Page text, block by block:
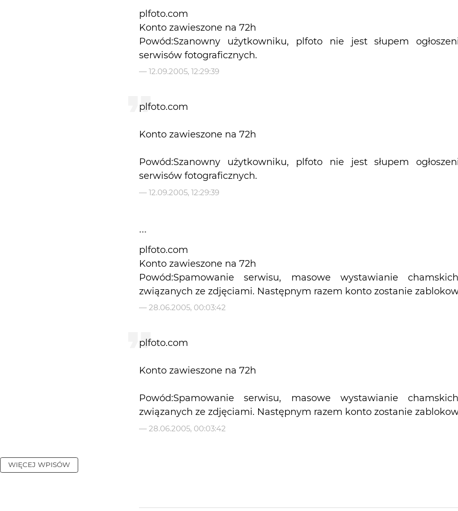
plfoto.com
Konto zawieszone na 72h
Powód:Szanowny użytkowniku, plfoto nie jest słupem
serwisów fotograficznych.
— 12.09.2005, 12:29:39
plfoto.com
Konto zawieszone na 72h
Powód:Szanowny użytkowniku, plfoto nie jest słupem
— 12.09.2005, 12:29:39
...
plfoto.com
Konto zawieszone na 72h
Powód:Spamowanie serwisu, masowe wystawianie
związanych ze zdjęciami. Następnym razem konto zostanie
— 28.06.2005, 00:03:42
plfoto.com
Konto zawieszone na 72h
Powód:Spamowanie serwisu, masowe wystawianie
— 28.06.2005, 00:03:42
WIĘCEJ WPISÓW